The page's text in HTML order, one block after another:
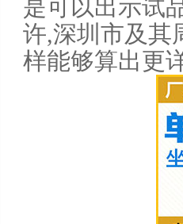
是可以出示试
许,深圳市及其
样能够算出更